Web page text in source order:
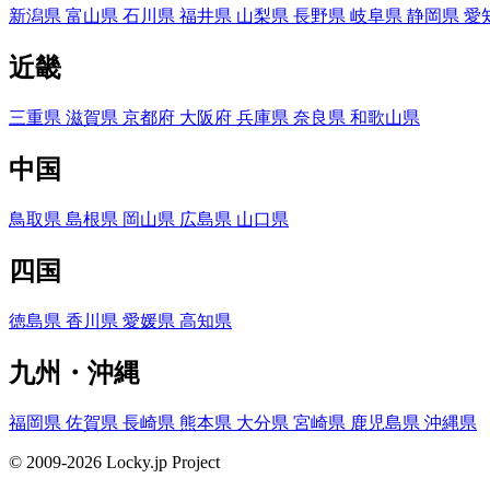
新潟県 富山県 石川県 福井県 山梨県 長野県 岐阜県 静岡県 愛
近畿
三重県 滋賀県 京都府 大阪府 兵庫県 奈良県 和歌山県
中国
鳥取県 島根県 岡山県 広島県 山口県
四国
徳島県 香川県 愛媛県 高知県
九州・沖縄
福岡県 佐賀県 長崎県 熊本県 大分県 宮崎県 鹿児島県 沖縄県
© 2009-2026 Locky.jp Project